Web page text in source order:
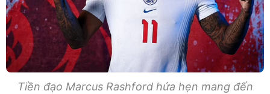
Tiền đạo Marcus Rashford hứa hẹn mang đến